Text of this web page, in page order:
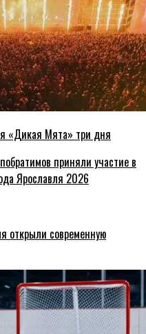
«Дикая Мята» три дня
приняли участие в
Ярославля 2026
открыли современную